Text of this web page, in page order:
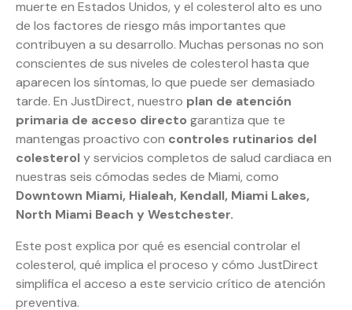
muerte en Estados Unidos, y el colesterol alto es uno
de los factores de riesgo más importantes que
contribuyen a su desarrollo. Muchas personas no son
conscientes de sus niveles de colesterol hasta que
aparecen los síntomas, lo que puede ser demasiado
tarde. En JustDirect, nuestro plan de atención
primaria de acceso directo garantiza que te
mantengas proactivo con controles rutinarios del
colesteroly servicios completos de salud cardiaca en
nuestras seis cómodas sedes de Miami, como
Downtown Miami, Hialeah, Kendall, Miami Lakes,
North Miami Beach y Westchester.
Este post explica por qué es esencial controlar el
colesterol, qué implica el proceso y cómo JustDirect
simplifica el acceso a este servicio crítico de atención
preventiva.